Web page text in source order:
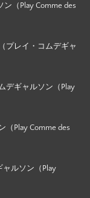
（Play Comme des
プレイ・コムデギャ
デギャルソン（Play
（Play Comme des
ルソン（Play